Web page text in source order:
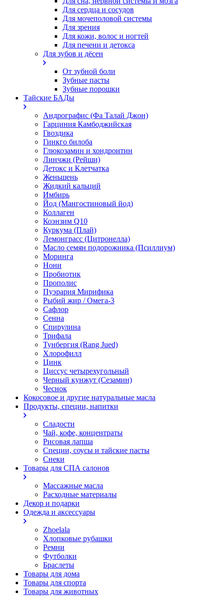
Для сердца и сосудов
Для мочеполовой системы
Для зрения
Для кожи, волос и ногтей
Для печени и детокса
Для зубов и дёсен
От зубной боли
Зубные пасты
Зубные порошки
Тайские БАДы
Андрографис (Фа Талай Джон)
Гарциния Камбоджийская
Гвоздика
Гинкго билоба
Глюкозамин и хондроитин
Линчжи (Рейши)
Детокс и Клетчатка
Женьшень
Жидкий кальций
Имбирь
Йод (Мангостиновый йод)
Коллаген
Коэнзим Q10
Куркума (Плай)
Лемонграсс (Цитронелла)
Масло семян подорожника (Псиллиум)
Моринга
Нони
Пробиотик
Прополис
Пуэрария Мирифика
Рыбий жир / Омега-3
Сафлор
Сенна
Спирулина
Трифала
Тунбергия (Rang Jued)
Хлорофилл
Цинк
Циссус четырехугольный
Черный кунжут (Сезамин)
Чеснок
Кокосовое и другие натуральные масла
Продукты, специи, напитки
Сладости
Чай, кофе, концентраты
Рисовая лапша
Специи, соусы и тайские пасты
Снеки
Товары для СПА салонов
Массажные масла
Расходные материалы
Декор и подарки
Одежда и аксессуары
Zhoelala
Хлопковые рубашки
Ремни
Футболки
Браслеты
Товары для дома
Товары для спорта
Товары для животных